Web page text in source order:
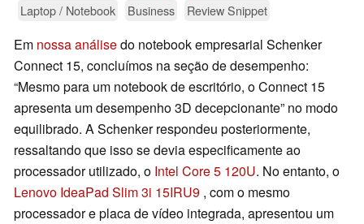
Laptop / Notebook Business Review Snippet
Em nossa análisedo notebook empresarial Schenker
Connect 15, concluímos na seção de desempenho:
“Mesmo para um notebook de escritório, o Connect 15
apresenta um desempenho 3D decepcionante” no modo
equilibrado. A Schenker respondeu posteriormente,
ressaltando que isso se devia especificamente ao
processador utilizado, o Intel Core 5 120U. No entanto, o
Lenovo IdeaPad Slim 3i 15IRU9 , com o mesmo
processador e placa de vídeo integrada, apresentou um